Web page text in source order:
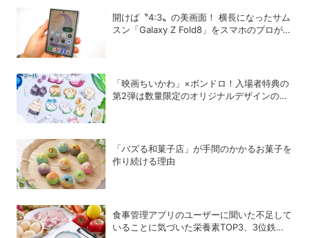
開けば〝4:3〟の美画面！ 横長になったサム
スン「Galaxy Z Fold8」をスマホのプロがチ
「映画ちいかわ」×ボンドロ！入場者特典の
第2弾は数量限定のオリジナルデザインのボ
「バズる和菓子店」が手間のかかるお菓子を
作り続ける理由
食事管理アプリのユーザーに聞いた不足して
いることに気づいた栄養素TOP3、3位鉄、2